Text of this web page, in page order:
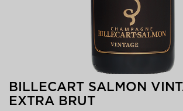
BILLECART SALMON
EXTRA BRUT